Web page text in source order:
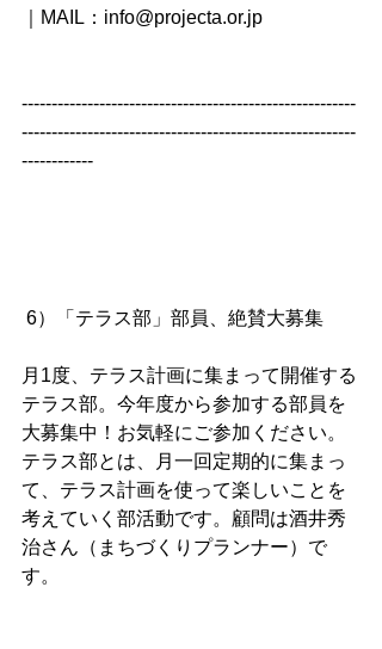
｜MAIL：info@projecta.or.jp
--------------------------------------------------------
--------------------------------------------------------
------------
6）「テラス部」部員、絶賛大募集
月1度、テラス計画に集まって開催する
テラス部。今年度から参加する部員を
大募集中！お気軽にご参加ください。
テラス部とは、月一回定期的に集まっ
て、テラス計画を使って楽しいことを
考えていく部活動です。顧問は酒井秀
治さん（まちづくりプランナー）で
す。